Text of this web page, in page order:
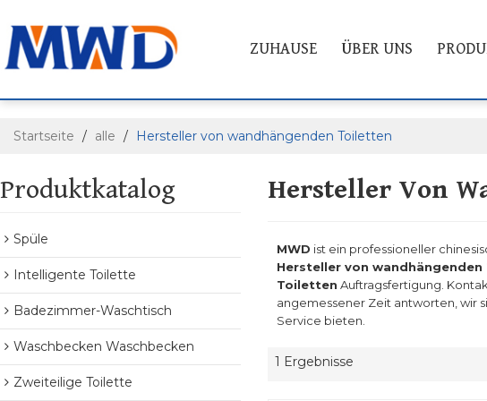
ZUHAUSE ÜBER UNS
Startseite / alle / Hersteller von wandhängenden Toiletten
Produktkatalog
Spüle
Intelligente Toilette
Badezimmer-Waschtisch
Waschbecken Waschbecken
Zweiteilige Toilette
Hersteller Von
MWD ist ein professioneller
Hersteller von
Toiletten Auftragsfertigung.
angemessener Zeit antworten, wir
Service bieten.
1 Ergebnisse